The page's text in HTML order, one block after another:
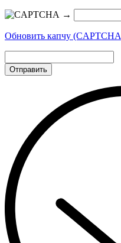
→
Обновить капчу
Отправить